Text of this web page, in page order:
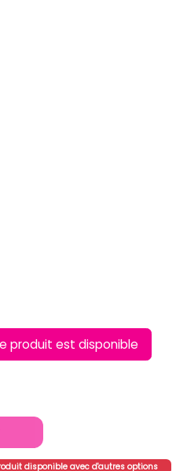
produit est disponible
disponible avec d'autres options